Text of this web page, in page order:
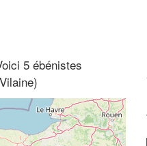
5 ébénistes